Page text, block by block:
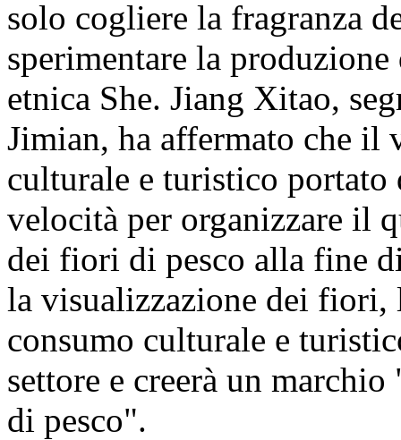
solo cogliere la fragranza
sperimentare la
etnica She. Jiang Xitao,
Jimian, ha affermato che
culturale e turistico
velocità per organizzare il
dei fiori di pesco alla fine
la visualizzazione dei fiori,
consumo culturale e
settore e creerà un
di pesco".